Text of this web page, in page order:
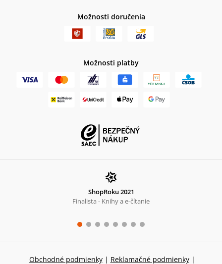
Možnosti doručenia
Možnosti platby
ShopRoku 2021
Finalista - Knihy a e-čítanie
Obchodné podmienky | Reklamačné podmienky |